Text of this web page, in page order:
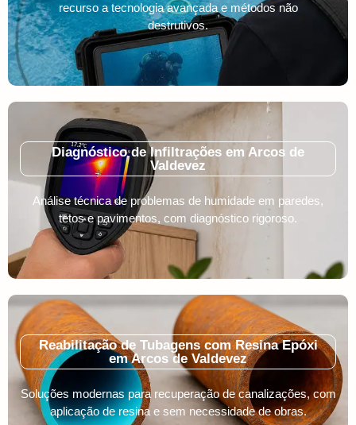
recurso a tecnologia avançada e métodos não
destrutivos.
Diagnóstico de Infiltrações em Arcos de
Valdevez
Análise técnica de problemas de humidade em paredes,
tetos e pavimentos, com diagnóstico rigoroso.
Reabilitação de Tubagens com Resina Epóxi
em Arcos de Valdevez
Soluções modernas para recuperação de canalizações, com
aplicação de resina e sem necessidade de obras.